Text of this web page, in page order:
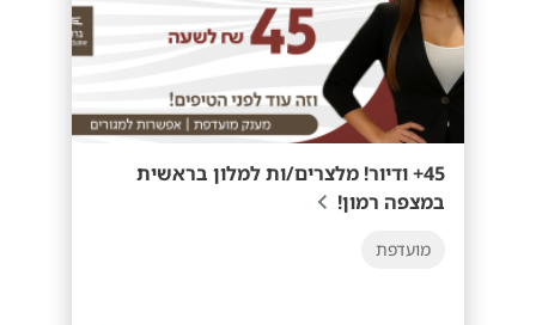
45+ ודיור! מלצרים/ות למלון בראשית
במצפה רמון!
מועדפת